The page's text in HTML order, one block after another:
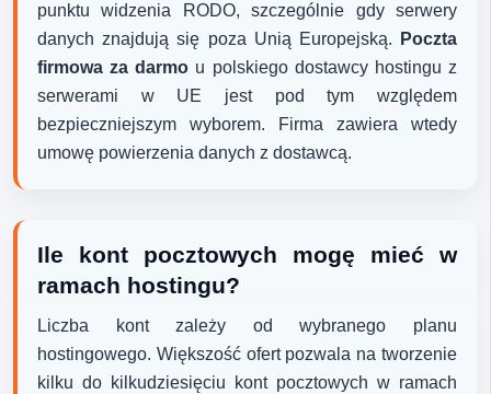
punktu widzenia RODO, szczególnie gdy serwery
danych znajdują się poza Unią Europejską.
Poczta
firmowa za darmo u polskiego dostawcy hostingu z
serwerami w UE jest pod tym względem
bezpieczniejszym wyborem. Firma zawiera wtedy
umowę powierzenia danych z dostawcą.
Ile kont pocztowych mogę mieć w
ramach hostingu?
Liczba kont zależy od wybranego planu
hostingowego. Większość ofert pozwala na tworzenie
kilku do kilkudziesięciu kont pocztowych w ramach